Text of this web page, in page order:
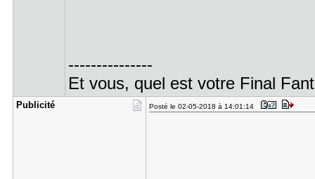
---------------
Et vous, quel est votre Final
Publicité Posté le 02-05-2018 à 14:01:14